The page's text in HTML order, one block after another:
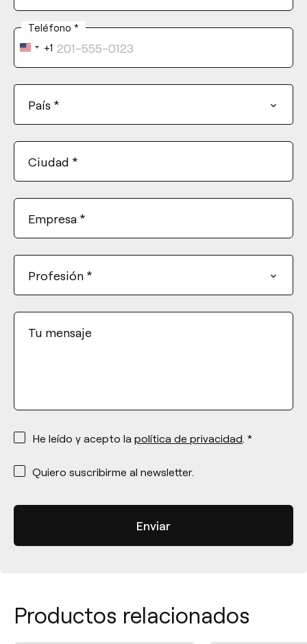
Teléfono *
United
States
+1
País *
Ciudad *
Empresa *
Profesión *
Tu mensaje
*
He leído y acepto la política de privacidad. *
*
Quiero suscribirme al newsletter.
Productos relacionados